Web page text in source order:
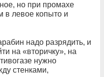
но при промахе
в левое копыто и
надо разрядить, и
на «вторичку», на
нужно
стенками,